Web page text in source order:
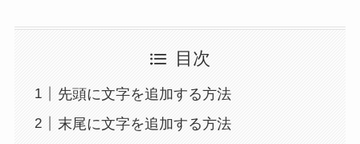
目次
先頭に文字を追加する方法
末尾に文字を追加する方法